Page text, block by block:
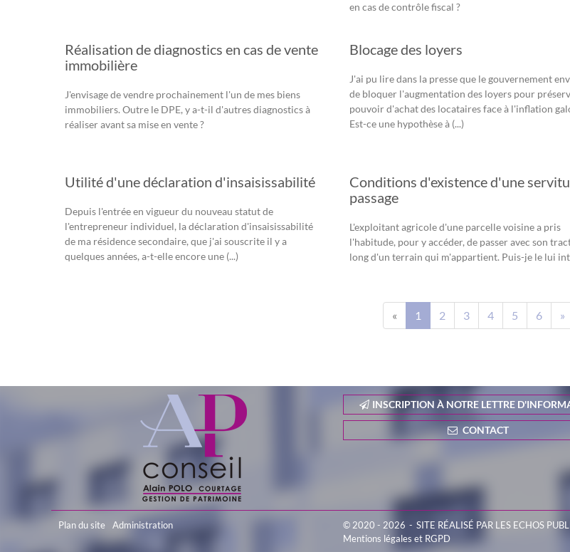
en cas de contrôle fiscal ?
Réalisation de diagnostics en cas de vente
immobilière
J'envisage de vendre prochainement l'un de mes biens
immobiliers. Outre le DPE, y a-t-il d'autres diagnostics à
réaliser avant sa mise en vente ?
Blocage des loyers
J'ai pu lire dans la presse que le gouvernement
de bloquer l'augmentation des loyers pour
pouvoir d'achat des locataires face à l'inflation
Est-ce une hypothèse à (...)
Utilité d'une déclaration d'insaisissabilité
Depuis l'entrée en vigueur du nouveau statut de
l'entrepreneur individuel, la déclaration d'insaisissabilité
de ma résidence secondaire, que j'ai souscrite il y a
quelques années, a-t-elle encore une (...)
Conditions d'existence d'une
passage
L'exploitant agricole d'une parcelle voisine a pris
l'habitude, pour y accéder, de passer avec son
long d'un terrain qui m'appartient. Puis-je le lui
« 1 2 3 4 5 6 »
INSCRIPTION À NOTRE LETTRE
CONTACT
Plan du site Administration © 2020 - 2026
SITE RÉALISÉ PAR LES ECHOS
Mentions légales et RGPD